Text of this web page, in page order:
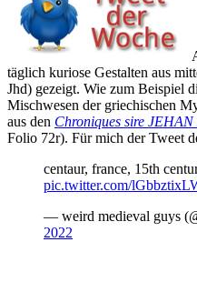
täglich kuriose Gestalten aus
Jhd) gezeigt. Wie zum Beispiel
Mischwesen der griechischen
aus den Chroniques sire
Folio 72r). Für mich der Tweet
centaur, france, 15th
pic.twitter.com/
— weird medieval guys
2022